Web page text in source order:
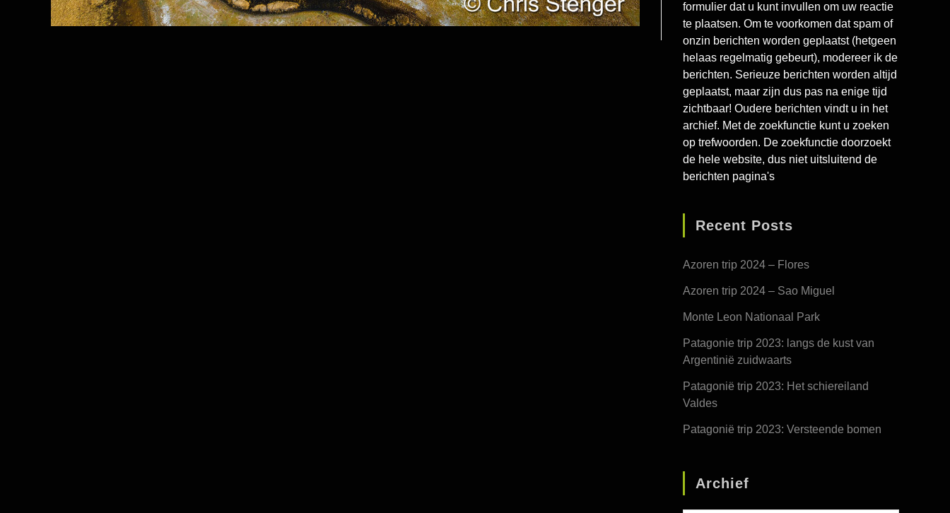
formulier dat u kunt invullen om uw reactie
te plaatsen. Om te voorkomen dat spam of
onzin berichten worden geplaatst (hetgeen
helaas regelmatig gebeurt), modereer ik de
berichten. Serieuze berichten worden altijd
geplaatst, maar zijn dus pas na enige tijd
zichtbaar! Oudere berichten vindt u in het
archief. Met de zoekfunctie kunt u zoeken
op trefwoorden. De zoekfunctie doorzoekt
de hele website, dus niet uitsluitend de
berichten pagina's
Recent Posts
Azoren trip 2024 – Flores
Azoren trip 2024 – Sao Miguel
Monte Leon Nationaal Park
Patagonie trip 2023: langs de kust van
Argentinië zuidwaarts
Patagonië trip 2023: Het schiereiland
Valdes
Patagonië trip 2023: Versteende bomen
Archief